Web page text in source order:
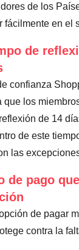
de los
fácilmente en el
de
confianza
que los
de 14
de este
las
de pago
de pagar
contra la